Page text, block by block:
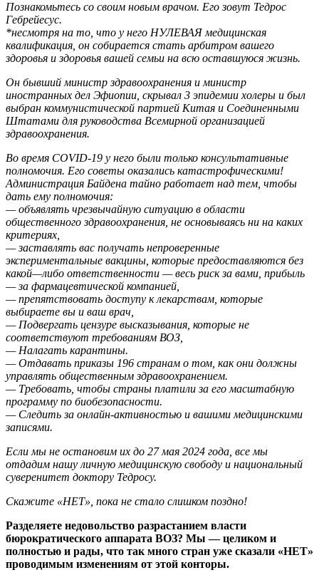
Познакомьтесь со своим новым врачом. Его зовут Тедрос
Гебрейесус.
*несмотря на то, что у него НУЛЕВАЯ медицинская
квалификация, он собирается стать арбитром вашего
здоровья и здоровья вашей семьи на всю оставшуюся жизнь.
Он бывший министр здравоохранения и министр
иностранных дел Эфиопии, скрывал 3 эпидемии холеры и был
выбран коммунистической партией Китая и Соединенными
Штатами для руководства Всемирной организацией
здравоохранения.
Во время COVID-19 у него были только консультативные
полномочия. Его советы оказались катастрофическими!
Администрация Байдена тайно работает над тем, чтобы
дать ему полномочия:
— объявлять чрезвычайную ситуацию в области
общественного здравоохранения, не основываясь ни на каких
критериях,
— заставлять вас получать непроверенные
экспериментальные вакцины, которые предоставляются без
какой—либо ответственности — весь риск за вами, прибыль
— за фармацевтической компанией,
— препятствовать доступу к лекарствам, которые
выбираете вы и ваш врач,
— Подвергать цензуре высказывания, которые не
соответствуют требованиям ВОЗ,
— Налагать карантины.
— Отдавать приказы 196 странам о том, как они должны
управлять общественным здравоохранением.
— Требовать, чтобы страны платили за его масштабную
программу по биобезопасности.
— Следить за онлайн-активностью и вашими медицинскими
записями.
Если мы не остановим их до 27 мая 2024 года, все мы
отдадим нашу личную медицинскую свободу и национальный
суверенитет доктору Тедросу.
Скажите «НЕТ», пока не стало слишком поздно!
Разделяете недовольство разрастанием власти
бюрократического аппарата ВОЗ? Мы — целиком и
полностью и рады, что так много стран уже сказали «НЕТ»
проводимым изменениям от этой конторы.